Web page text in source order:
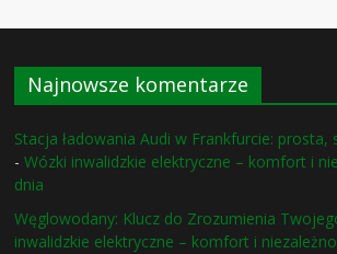
Najnowsze komentarze
Stacja ładowania Audi w Frankfurcie: prosta,
-Wózki inwalidzkie elektryczne – komfort i
dnia
Węglowodany: Klucz do Zrozumienia
inwalidzkie elektryczne – komfort i